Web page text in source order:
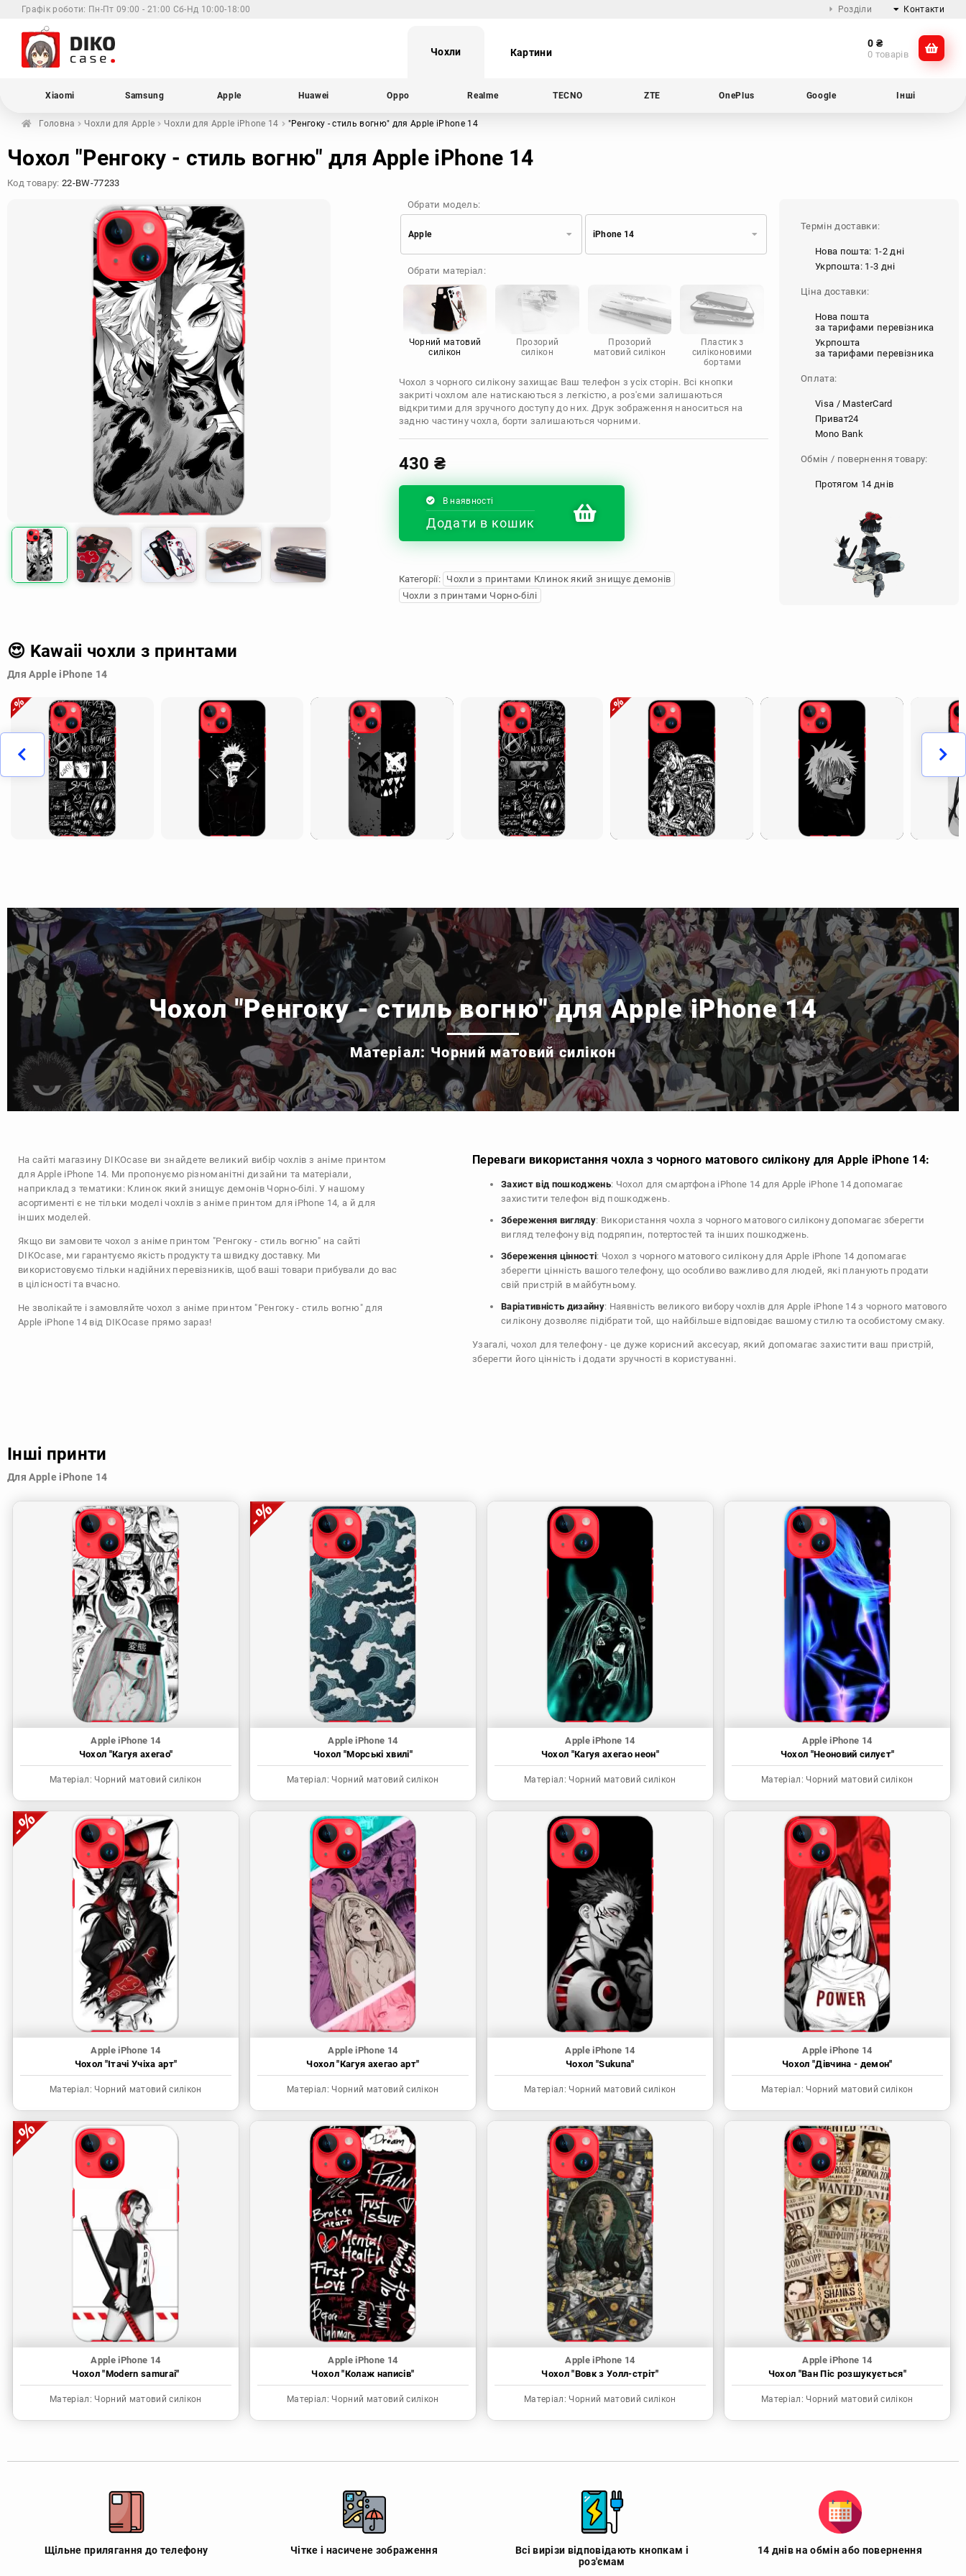
Графік роботи: Пн-Пт 09:00 - 21:00 Сб-Нд 10:00-18:00 Розділи Контакти
@dikocase
Чохли Картини
0 ₴
0 товарів
Xiaomi Samsung Apple Huawei Oppo Realme TECNO ZTE OnePlus Google Інші
Головна Чохли для Apple Чохли для Apple iPhone 14 "Ренгоку - стиль вогню" для Apple iPhone 14
Чохол "Ренгоку - стиль вогню" для Apple iPhone 14
Код товару: 22-BW-77233
Обрати модель:
Apple
Samsung
Apple
Oppo
Realme
OnePlus
Google
Doogee
Motorola
iPhone 14
Обрати матеріал:
Чорний матовий
силікон
Прозорий
силікон
Прозорий
матовий силікон
Пластик з
силіконовими
бортами
Чохол з чорного силікону захищає Ваш телефон з усіх сторін. Всі кнопки
закриті чохлом але натискаються з легкістю, а роз'єми залишаються
відкритими для зручного доступу до них. Друк зображення наноситься на
задню частину чохла, борти залишаються чорними.
430 ₴
В наявності
Додати в кошик
Категорії: Чохли з принтами Клинок який знищує демонів
Чохли з принтами Чорно-білі
Термін доставки:
Нова пошта: 1-2 дні
Укрпошта: 1-3 дні
Ціна доставки:
Нова пошта
за тарифами перевізника
Укрпошта
за тарифами перевізника
Оплата:
Visa / MasterCard
Приват24
Mono Bank
Обмін / повернення товару:
Протягом 14 днів
😍 Kawaii чохли з принтами
Для Apple iPhone 14
Чохол "Ренгоку - стиль вогню" для Apple iPhone 14
Матеріал: Чорний матовий силікон
На сайті магазину DIKOcase ви знайдете великий вибір чохлів з аніме принтом
для Apple iPhone 14. Ми пропонуємо різноманітні дизайни та матеріали,
наприклад з тематики: Клинок який знищує демонів Чорно-білі. У нашому
асортименті є не тільки моделі чохлів з аніме принтом для iPhone 14, а й для
інших моделей.
Якщо ви замовите чохол з аніме принтом "Ренгоку - стиль вогню" на сайті
DIKOcase, ми гарантуємо якість продукту та швидку доставку. Ми
використовуємо тільки надійних перевізників, щоб ваші товари прибували до вас
в цілісності та вчасно.
Не зволікайте і замовляйте чохол з аніме принтом "Ренгоку - стиль вогню" для
Apple iPhone 14 від DIKOcase прямо зараз!
Переваги використання чохла з чорного матового силікону для Apple iPhone 14:
Захист від пошкоджень: Чохол для смартфона iPhone 14 для Apple iPhone 14 допомагає
захистити телефон від пошкоджень.
Збереження вигляду: Використання чохла з чорного матового силікону допомагає зберегти
вигляд телефону від подряпин, потертостей та інших пошкоджень.
Збереження цінності: Чохол з чорного матового силікону для Apple iPhone 14 допомагає
зберегти цінність вашого телефону, що особливо важливо для людей, які планують продати
свій пристрій в майбутньому.
Варіативність дизайну: Наявність великого вибору чохлів для Apple iPhone 14 з чорного матового
силікону дозволяє підібрати той, що найбільше відповідає вашому стилю та особистому смаку.
Узагалі, чохол для телефону - це дуже корисний аксесуар, який допомагає захистити ваш пристрій,
зберегти його цінність і додати зручності в користуванні.
Інші принти
Для Apple iPhone 14
Apple iPhone 14
Чохол "Кагуя ахегао"
Матеріал: Чорний матовий силікон
Apple iPhone 14
Чохол "Морські хвилі"
Матеріал: Чорний матовий силікон
Apple iPhone 14
Чохол "Кагуя ахегао неон"
Матеріал: Чорний матовий силікон
Apple iPhone 14
Чохол "Неоновий силуєт"
Матеріал: Чорний матовий силікон
Apple iPhone 14
Чохол "Ітачі Учіха арт"
Матеріал: Чорний матовий силікон
Apple iPhone 14
Чохол "Кагуя ахегао арт"
Матеріал: Чорний матовий силікон
Apple iPhone 14
Чохол "Sukuna"
Матеріал: Чорний матовий силікон
Apple iPhone 14
Чохол "Дівчина - демон"
Матеріал: Чорний матовий силікон
Apple iPhone 14
Чохол "Modern samurai"
Матеріал: Чорний матовий силікон
Apple iPhone 14
Чохол "Колаж написів"
Матеріал: Чорний матовий силікон
Apple iPhone 14
Чохол "Вовк з Уолл-стріт"
Матеріал: Чорний матовий силікон
Apple iPhone 14
Чохол "Ван Піс розшукується"
Матеріал: Чорний матовий силікон
Щільне прилягання до телефону Чітке і насичене зображення
Всі вирізи відповідають кнопкам і
роз'ємам
14 днів на обмін або повернення